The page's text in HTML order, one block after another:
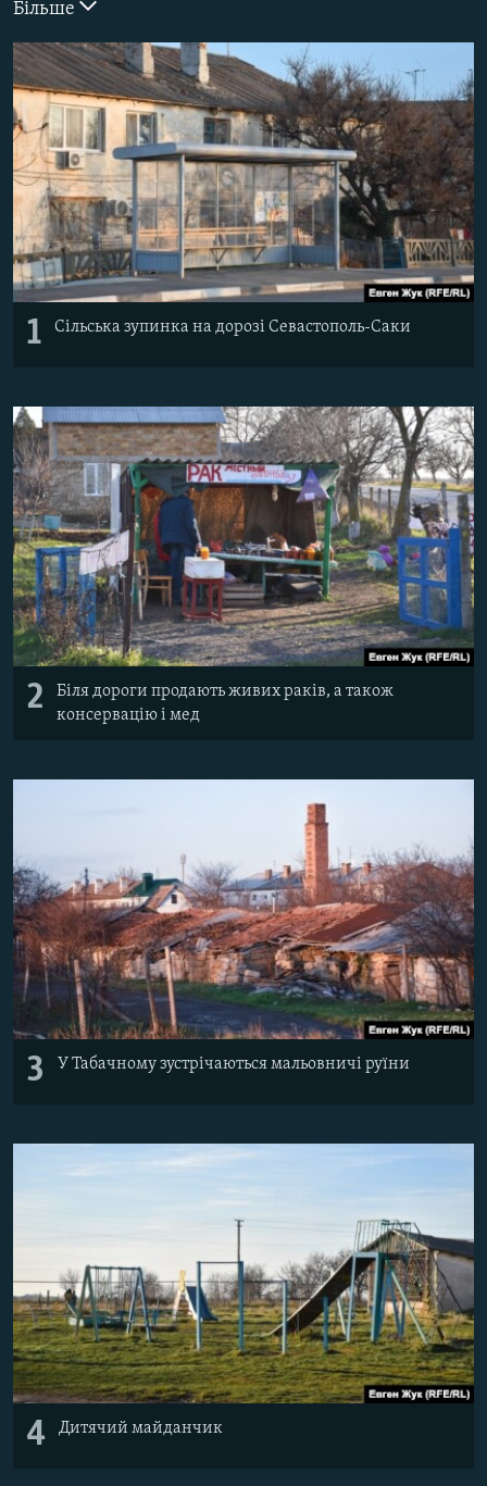
СВІДЧЕННЯ ОКУПАЦІЇ
УКРАЇНСЬКА ПРОБЛЕМА КРИМУ
ІНФОГРАФІКА
Русский
Qırımtatar
ДОЛУЧАЙСЯ!
Усі сайти RFE/RL
Більше
1 Сільська зупинка на дорозі Севастополь-Саки
2
Біля дороги продають живих раків, а також
консервацію і мед
3 У Табачному зустрічаються мальовничі руїни
4 Дитячий майданчик